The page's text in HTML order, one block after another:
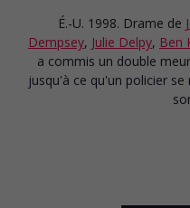
É.-U. 1998. Drame de
Dempsey, Julie Delpy, Ben
a commis un double
jusqu'à ce qu'un policier